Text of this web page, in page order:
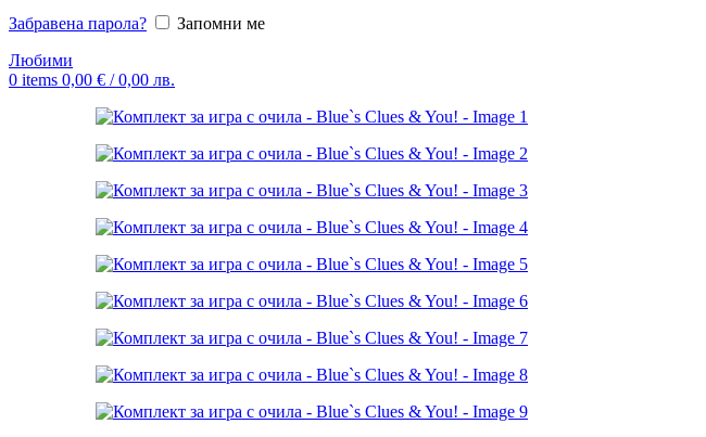
Забравена парола?
Запомни ме
Любими
0 items 0,00 € / 0,00 лв.